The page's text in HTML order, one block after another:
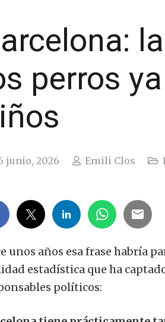
perros
junio, 2026 Emili Clos
unos años esa frase habría
estadística que ha
políticos: